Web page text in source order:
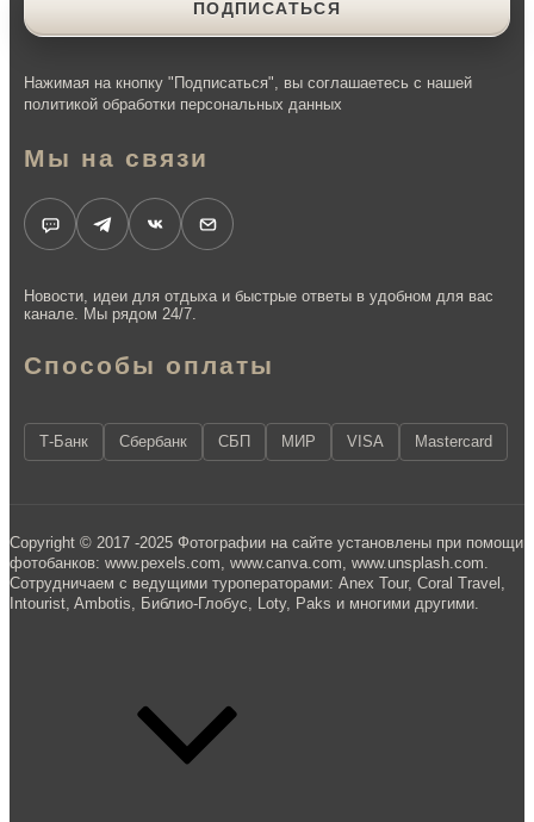
Способы оплаты
Т-Банк Сбербанк СБП МИР VISA Mastercard
Мы на связи
Новости, идеи для отдыха и быстрые ответы в удобном для вас
канале. Мы рядом 24/7.
Нажимая на кнопку "Подписаться", вы соглашаетесь с нашей
политикой обработки персональных данных
Copyright © 2017 -2025 Фотографии на сайте установлены при помощи
фотобанков: www.pexels.com, www.canva.com, www.unsplash.com.
Сотрудничаем с ведущими туроператорами: Anex Tour, Coral Travel,
Intourist, Ambotis, Библио-Глобус, Loty, Paks и многими другими.